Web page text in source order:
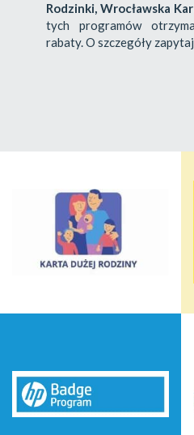
Rodzinki, Wrocławska
tych programów
rabaty. O szczegóły